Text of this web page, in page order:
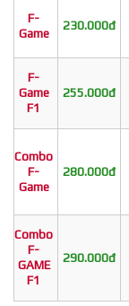
F-
Game
230.000đ
F-
Game
F1
255.000đ
Combo
F-
Game
280.000đ
Combo
F-
GAME
F1
290.000đ